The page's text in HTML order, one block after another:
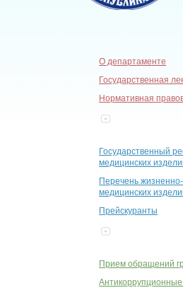
О департаменте
Государственная
Нормативная
Государственный
медицинских
Перечень
медицинских
Прейскуранты
Прием обращений